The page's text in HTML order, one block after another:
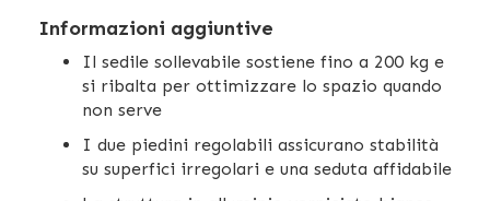
Informazioni aggiuntive
Il sedile sollevabile sostiene fino a 200 kg e
si ribalta per ottimizzare lo spazio quando
non serve
I due piedini regolabili assicurano stabilità
su superfici irregolari e una seduta affidabile